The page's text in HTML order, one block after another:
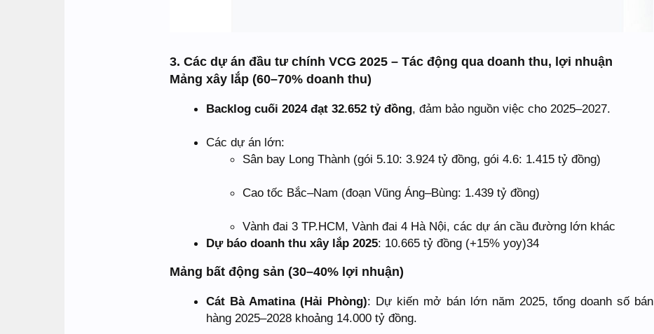
3. Các dự án đầu tư chính VCG 2025 – Tác động qua doanh thu, lợi nhuận
Mảng xây lắp (60–70% doanh thu)
Backlog cuối 2024 đạt 32.652 tỷ đồng, đảm bảo nguồn việc cho 2025–2027.
Các dự án lớn:
Sân bay Long Thành (gói 5.10: 3.924 tỷ đồng, gói 4.6: 1.415 tỷ đồng)
Cao tốc Bắc–Nam (đoạn Vũng Áng–Bùng: 1.439 tỷ đồng)
Vành đai 3 TP.HCM, Vành đai 4 Hà Nội, các dự án cầu đường lớn khác
Dự báo doanh thu xây lắp 2025: 10.665 tỷ đồng (+15% yoy)34
Mảng bất động sản (30–40% lợi nhuận)
Cát Bà Amatina (Hải Phòng): Dự kiến mở bán lớn năm 2025, tổng doanh số bán
hàng 2025–2028 khoảng 14.000 tỷ đồng.